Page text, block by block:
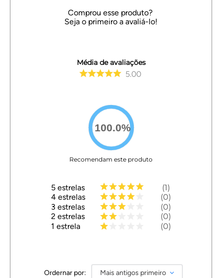
Média de avaliações
5.00
100.0%
Recomendam este produto
5 estrelas
4 estrelas
3 estrelas
2 estrelas
1 estrela
1
0
0
0
0
Ordernar por: Mais antigos primeiro